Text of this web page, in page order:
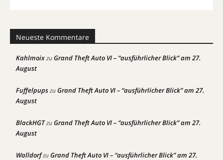
Neueste Kommentare
KahlmoixzuGrand Theft Auto VI – “ausführlicher Blick” am 27.
August
FuffelpupszuGrand Theft Auto VI – “ausführlicher Blick” am 27.
August
BlackHGTzuGrand Theft Auto VI – “ausführlicher Blick” am 27.
August
WalldorfzuGrand Theft Auto VI – “ausführlicher Blick” am 27.